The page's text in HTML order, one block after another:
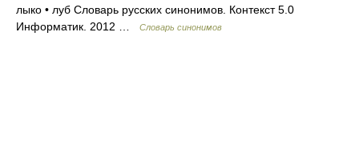
лыко • луб Словарь русских синонимов. Контекст 5.0
Информатик. 2012 …
Словарь синонимов